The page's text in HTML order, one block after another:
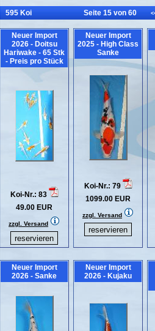
595 Koi Seite 15 von 60
Neuer Import
2026 - Doitsu
Hariwake - 65 Stk
- Preis pro Stück
Koi-Nr.: 83
49.00 EUR
zzgl. Versand
Neuer Import
2025 - High Class
Sanke
Koi-Nr.: 79
1099.00 EUR
zzgl. Versand
Neuer Import
2026 - Sanke
Neuer Import
2026 - Kujaku